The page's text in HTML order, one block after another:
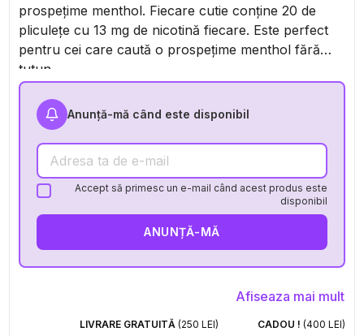
prospețime menthol. Fiecare cutie conține 20 de
pliculețe cu 13 mg de nicotină fiecare. Este perfect
pentru cei care caută o prospețime menthol fără
tutun.
Anunță-mă când este disponibil
Accept să primesc un e-mail când acest produs este
disponibil
ANUNȚĂ-MĂ
Afiseaza mai mult
LIVRARE GRATUITĂ(250 LEI) CADOU ! (400 LEI)